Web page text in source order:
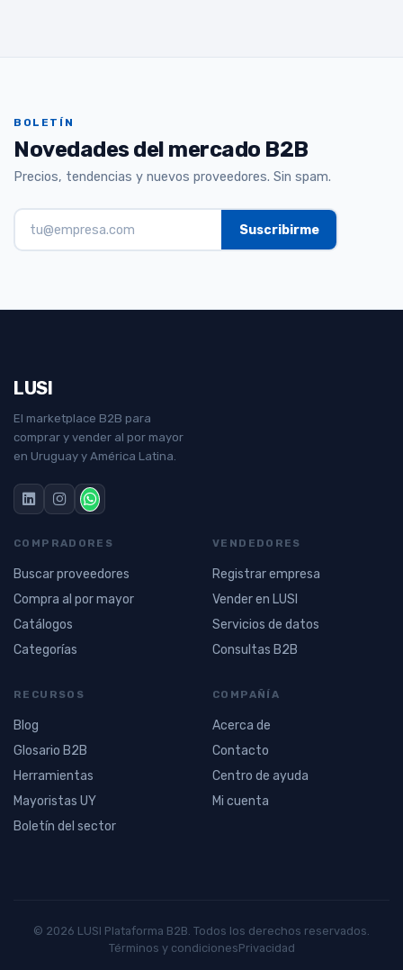
BOLETÍN
Novedades del mercado B2B
Precios, tendencias y nuevos proveedores. Sin spam.
LUSI
El marketplace B2B para
comprar y vender al por mayor
en Uruguay y América Latina.
COMPRADORES
Buscar proveedores
Compra al por mayor
Catálogos
Categorías
VENDEDORES
Registrar empresa
Vender en LUSI
Servicios de datos
Consultas B2B
RECURSOS
Blog
Glosario B2B
Herramientas
Mayoristas UY
Boletín del sector
COMPAÑÍA
Acerca de
Contacto
Centro de ayuda
Mi cuenta
© 2026 LUSI Plataforma B2B. Todos los derechos reservados.
Términos y condicionesPrivacidad